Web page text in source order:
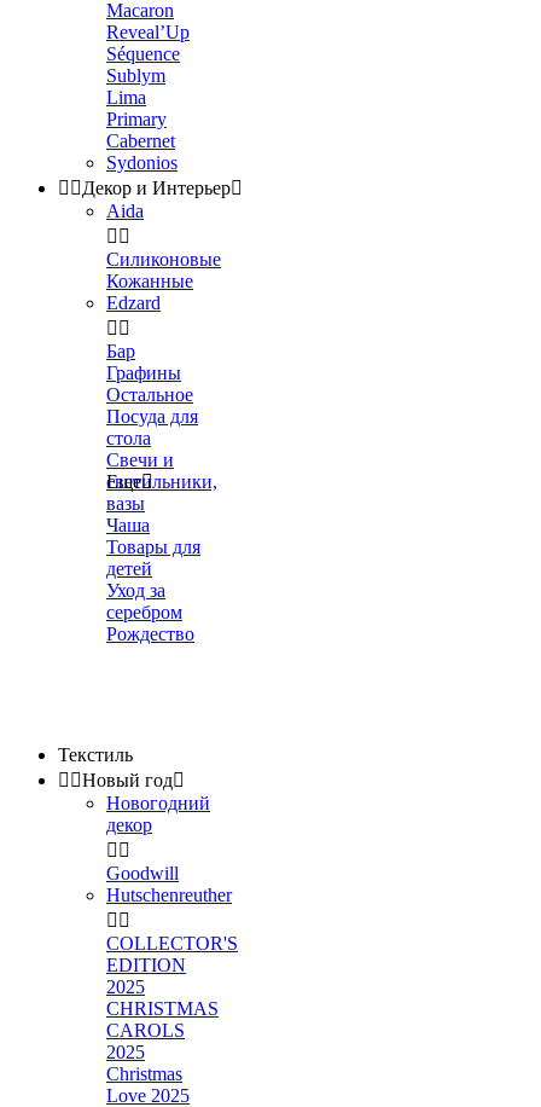
Macaron
Reveal’Up
Séquence
Sublym
Lima
Primary
Cabernet
Sydonios
 Декор и Интерьер
Aida
 
Силиконовые
Кожанные
Edzard
 
Бар
Графины
Остальное
Посуда для
стола
Свечи и
светильники,
вазы
Чаша
Товары для
детей
Уход за
серебром
Рождество
Еще
Текстиль
 Новый год
Новогодний
декор
 
Goodwill
Hutschenreuther
 
COLLECTOR'S
EDITION
2025
CHRISTMAS
CAROLS
2025
Christmas
Love 2025